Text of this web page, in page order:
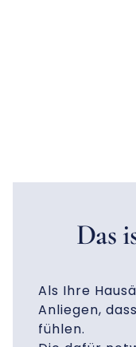
Das
Als Ihre
Anliegen,
fühlen.